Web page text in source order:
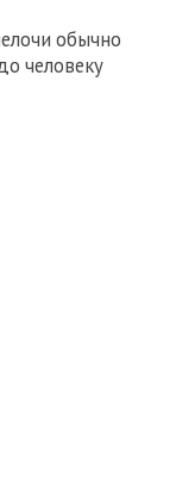
обычно
человеку